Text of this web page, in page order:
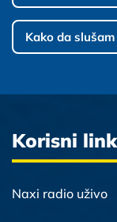
Kako da slušam
Korisni
Naxi radio uživo